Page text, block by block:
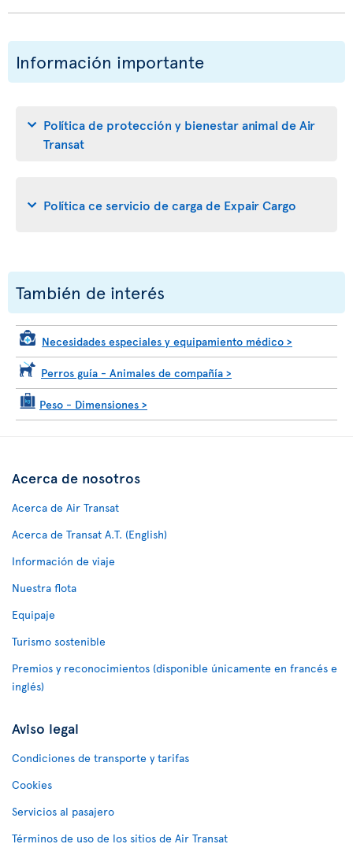
Información importante
Política de protección y bienestar animal de Air
Transat
Política ce servicio de carga de Expair Cargo
También de interés
Necesidades especiales y equipamiento médico >
Perros guía - Animales de compañía >
Peso - Dimensiones >
Acerca de nosotros
Acerca de Air Transat
Acerca de Transat A.T. (English)
Información de viaje
Nuestra flota
Equipaje
Turismo sostenible
Premios y reconocimientos (disponible únicamente en francés e
inglés)
Aviso legal
Condiciones de transporte y tarifas
Cookies
Servicios al pasajero
Términos de uso de los sitios de Air Transat